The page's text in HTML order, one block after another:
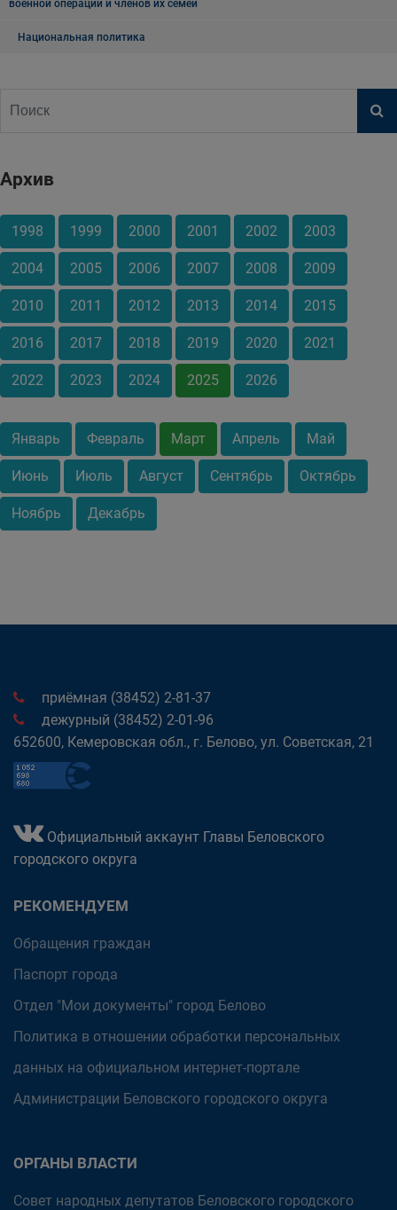
военной операции и членов их семей
Национальная политика
Архив
1998 1999 2000 2001 2002 2003
2004 2005 2006 2007 2008 2009
2010 2011 2012 2013 2014 2015
2016 2017 2018 2019 2020 2021
2022 2023 2024 2025 2026
Январь Февраль Март Апрель Май
Июнь Июль Август Сентябрь Октябрь
Ноябрь Декабрь
приёмная (38452) 2-81-37
дежурный (38452) 2-01-96
652600, Кемеровская обл., г. Белово, ул. Советская, 21
Официальный аккаунт Главы Беловского
городского округа
РЕКОМЕНДУЕМ
Обращения граждан
Паспорт города
Отдел "Мои документы" город Белово
Политика в отношении обработки персональных
данных на официальном интернет-портале
Администрации Беловского городского округа
ОРГАНЫ ВЛАСТИ
Совет народных депутатов Беловского городского